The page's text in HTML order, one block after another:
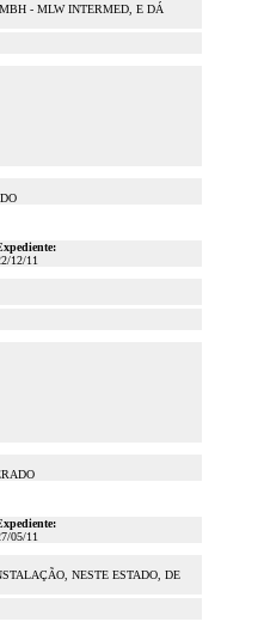
- MLW INTERMED, E DÁ
12/11
05/11
NESTE ESTADO, DE